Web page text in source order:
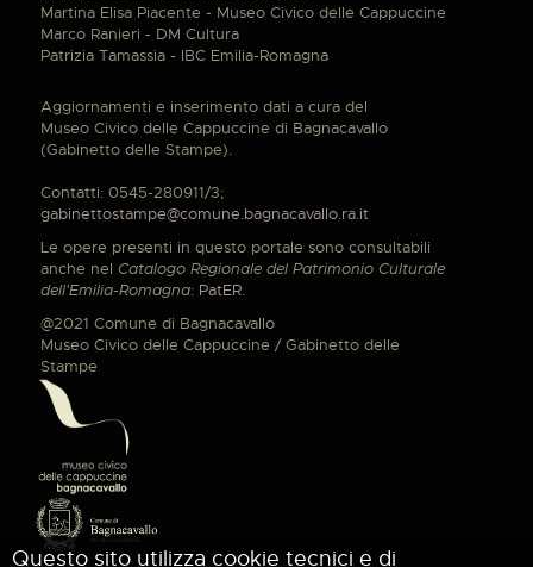
Martina Elisa Piacente - Museo Civico delle Cappuccine
Marco Ranieri - DM Cultura
Patrizia Tamassia - IBC Emilia-Romagna
Aggiornamenti e inserimento dati a cura del
Museo Civico delle Cappuccine di Bagnacavallo
(Gabinetto delle Stampe).
Contatti: 0545-280911/3;
gabinettostampe@comune.bagnacavallo.ra.it
Le opere presenti in questo portale sono consultabili
anche nel Catalogo Regionale del Patrimonio Culturale
dell'Emilia-Romagna: PatER.
@2021 Comune di Bagnacavallo
Museo Civico delle Cappuccine / Gabinetto delle
Stampe
Questo sito utilizza cookie tecnici e di